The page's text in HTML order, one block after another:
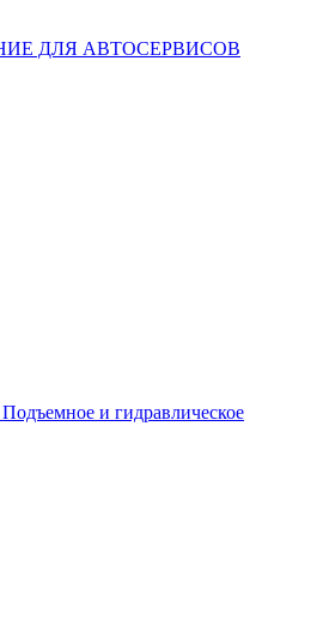
ДЛЯ АВТОСЕРВИСОВ
Подъемное и гидравлическое